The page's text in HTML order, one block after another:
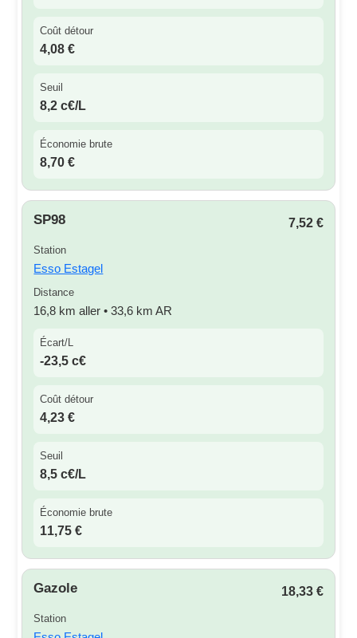
Coût détour
4,08 €
Seuil
8,2 c€/L
Économie brute
8,70 €
SP98 7,52 €
Station
Esso Estagel
Distance
16,8 km aller • 33,6 km AR
Écart/L
-23,5 c€
Coût détour
4,23 €
Seuil
8,5 c€/L
Économie brute
11,75 €
Gazole 18,33 €
Station